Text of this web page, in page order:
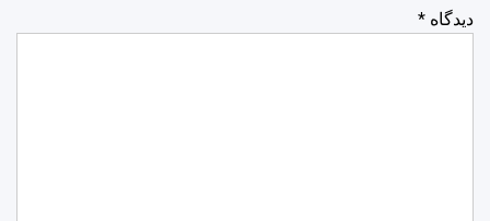
دیدگاه *